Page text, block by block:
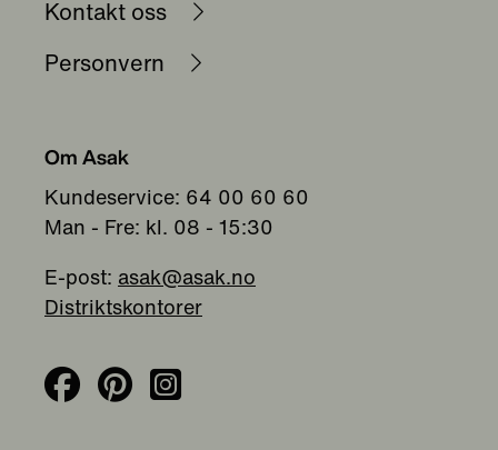
Kontakt oss
Personvern
Om Asak
Kundeservice: 64 00 60 60
Man - Fre: kl. 08 - 15:30
E-post: asak@asak.no
Distriktskontorer